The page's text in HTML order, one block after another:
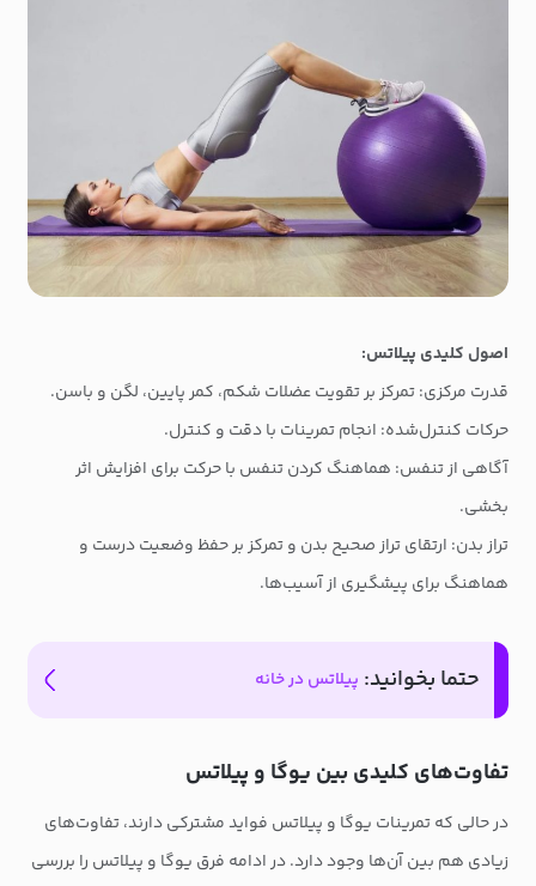
اصول کلیدی پیلاتس:
قدرت مرکزی: تمرکز بر تقویت عضلات شکم، کمر پایین، لگن و باسن.
حرکات کنترل‌شده: انجام تمرینات با دقت و کنترل.
آگاهی از تنفس: هماهنگ کردن تنفس با حرکت برای افزایش اثر
بخشی.
تراز بدن: ارتقای تراز صحیح بدن و تمرکز بر حفظ وضعیت درست و
هماهنگ برای پیشگیری از آسیب‌ها.
حتما بخوانید: پیلاتس در خانه
تفاوت‌های کلیدی بین یوگا و پیلاتس
در حالی که تمرینات یوگا و پیلاتس فواید مشترکی دارند، تفاوت‌های
زیادی هم بین آن‌ها وجود دارد. در ادامه فرق یوگا و پیلاتس را بررسی